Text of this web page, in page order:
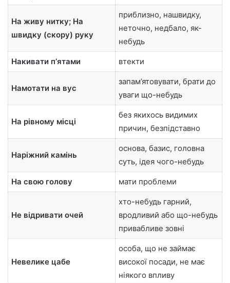
На живу нитку; На
швидку (скору) руку
приблизно, нашвидку,
неточно, недбало, як-
небудь
Накивати пʼятами втекти
Намотати на вус
запам’ятовувати, брати до
уваги що-небудь
На рівному місці
без якихось видимих
причин, безпідставно
Наріжний камінь
основа, базис, головна
суть, ідея чого-небудь
На свою голову мати проблеми
Не відривати очей
хто-небудь гарний,
вродливий або що-небудь
привабливе зовні
Невелике цабе
особа, що не займає
високої посади, не має
ніякого впливу